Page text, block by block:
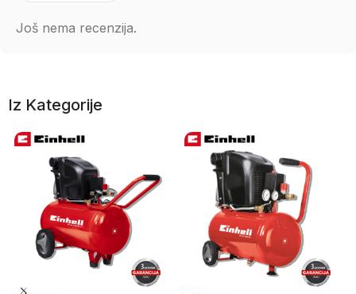
Još nema recenzija.
Iz Kategorije